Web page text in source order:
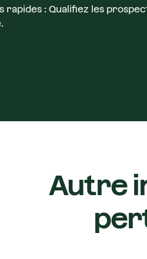
rapides : Qualifiez les
Autre